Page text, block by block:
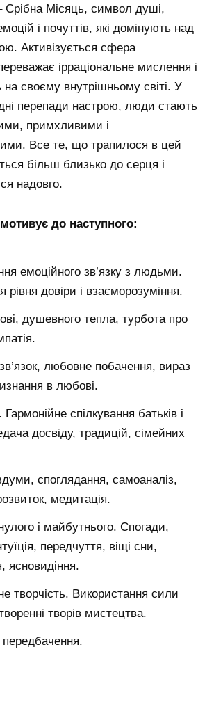
Срібна Місяць, символ душі,
і почуттів, які домінують над
Активізується сфера
ірраціональне мислення і
на своєму внутрішньому світі. У
перепади настрою, люди стають
примхливими і
Все те, що трапилося в цей
більш близько до серця і
надовго.
до наступного:
емоційного зв’язку з людьми.
рівня довіри і взаєморозуміння.
душевного тепла, турбота про
любовне побачення, вираз
в любові.
Гармонійне спілкування батьків і
досвіду, традицій, сімейних
споглядання, самоаналіз,
медитація.
і майбутнього. Спогади,
передчуття, віщі сни,
ясновидіння.
творчість. Використання сили
творів мистецтва.
передбачення.